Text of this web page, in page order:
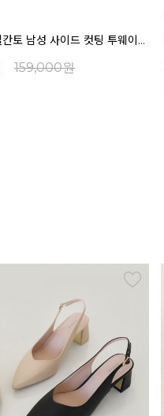
마쯔 by 엘칸토 여성 소프트 셔링 경량 컴포트 샌들 3.5cm LCWW12M626
159,000원